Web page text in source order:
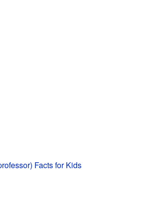
Facts for Kids